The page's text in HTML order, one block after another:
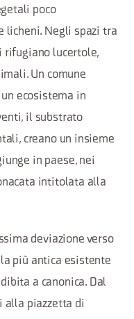
poco
licheni. Negli spazi tra
rifugiano lucertole,
Un comune
ecosistema in
il substrato
creano un insieme
in paese, nei
intitolata alla
deviazione verso
più antica esistente
a canonica. Dal
alla piazzetta di